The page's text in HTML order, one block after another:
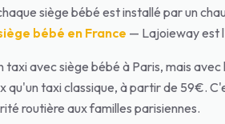
siège bébé est installé par un
bébé en France — Lajoieway est
avec siège bébé à Paris, mais
taxi classique, à partir de 59€.
routière aux familles parisiennes.